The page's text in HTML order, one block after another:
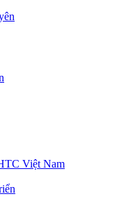
Việt Nam